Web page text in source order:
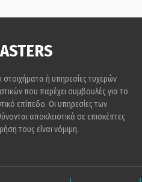
ή υπηρεσίες τυχερών
που παρέχει συμβουλές για το
επίπεδο. Οι υπηρεσίες των
αποκλειστικά σε επισκέπτες
τους είναι νόμιμη.